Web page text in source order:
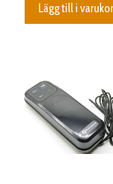
Lägg till i